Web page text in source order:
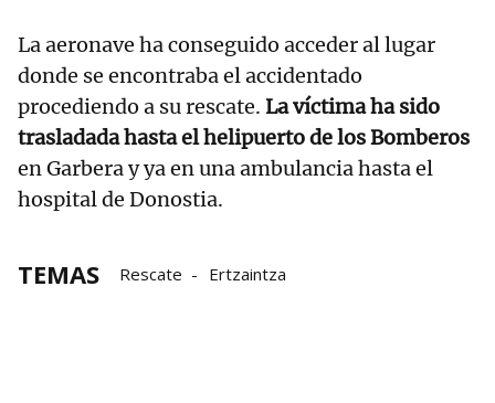
La aeronave ha conseguido acceder al lugar
donde se encontraba el accidentado
procediendo a su rescate. La víctima ha sido
trasladada hasta el helipuerto de los Bomberos
en Garbera y ya en una ambulancia hasta el
hospital de Donostia.
TEMAS Rescate Ertzaintza